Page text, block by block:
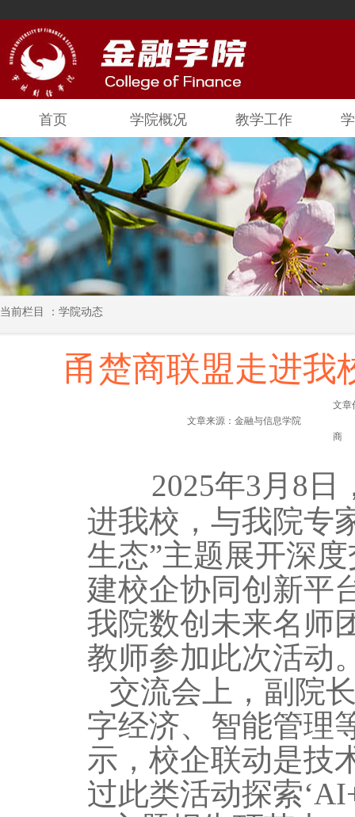
首页 学院概况 教学工作
当前栏目 ：学院动态
甬楚商联盟走进我
文章来源：金融与信息学院
文章
商
2025年3月8日
进我校 ，与我院专
生态”主题展开深
建校企协同创新平
我院数创未来名师
教师参加此次活动
交流会上 ， 副 院
字经济、智能管理
示 ， 校企联动是技
过此类活动探索